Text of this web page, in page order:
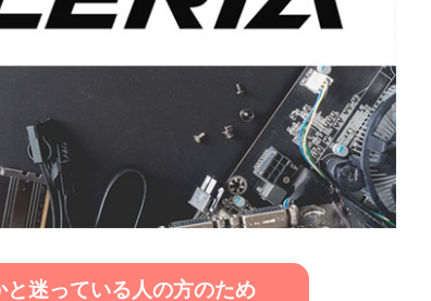
と迷っている人の方のため